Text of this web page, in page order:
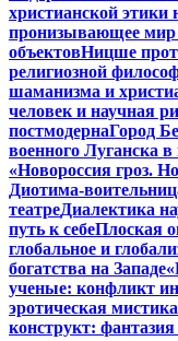
христианской
пронизывающее мир
объектовНицше
религиозной
шаманизма и
человек и научная
постмодернаГород
военного Луганска
«Новороссия гроз.
Диотима-
театреДиалектика
путь к себеПлоская
глобальное и
богатства на Западе
ученые: конфликт
эротическая
конструкт: